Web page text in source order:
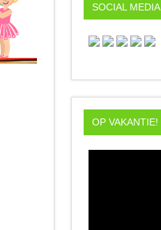
SOCIAL MEDIA
OP VAKANTIE!